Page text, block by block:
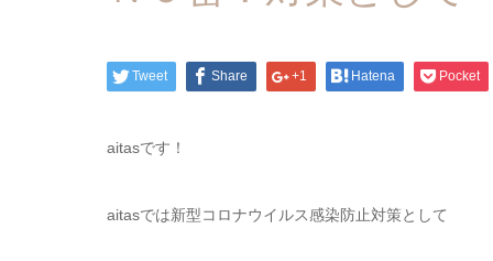
Tweet Share +1 Hatena Pocket
aitasです！
aitasでは新型コロナウイルス感染防止対策として